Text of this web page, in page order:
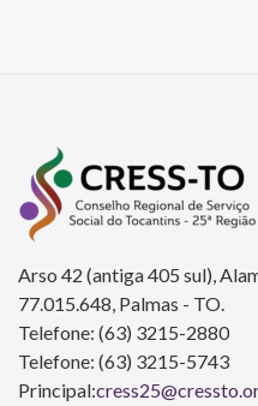
Arso 42 (antiga 405 sul),
77.015.648, Palmas - TO.
Telefone: (63) 3215-2880
Telefone: (63) 3215-5743
Principal: